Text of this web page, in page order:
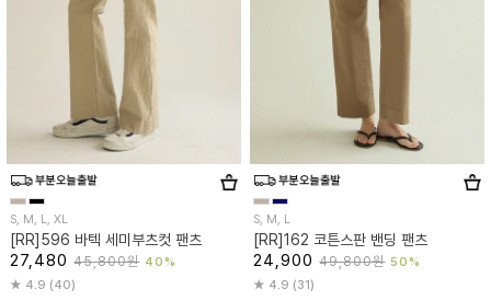
S, M, L, XL
[RR]596 바텍 세미부츠컷 팬츠
27,48045,800원 40%
4.9 (40)
S, M, L
[RR]162 코튼스판 밴딩 팬츠
24,90049,800원 50%
4.9 (31)